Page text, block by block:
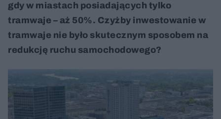
gdy w miastach posiadających tylko
tramwaje – aż 50%. Czyżby inwestowanie w
tramwaje nie było skutecznym sposobem na
redukcję ruchu samochodowego?